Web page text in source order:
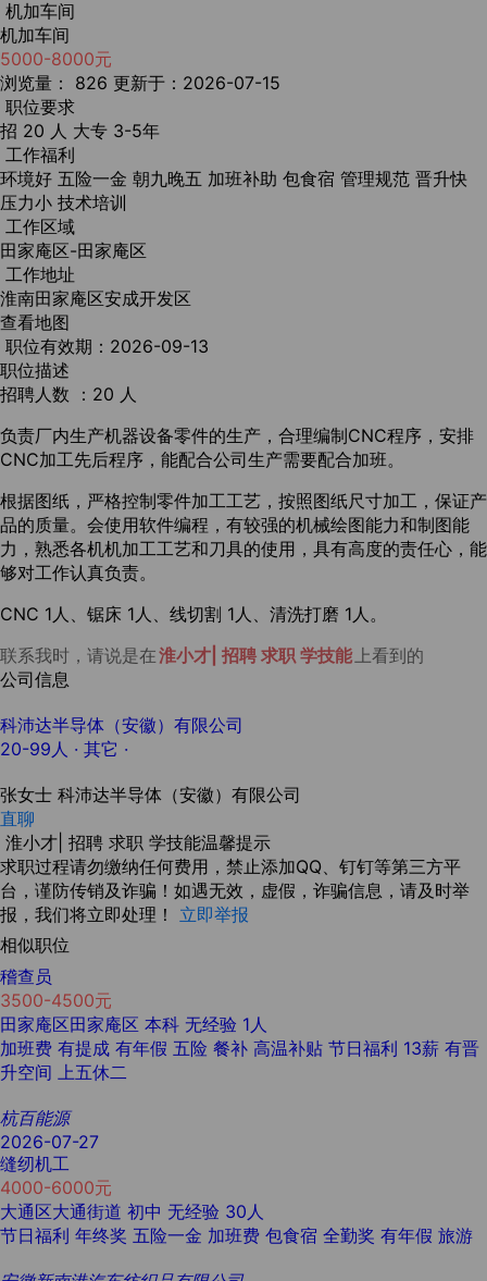
机加车间
机加车间
5000-8000元
浏览量： 826 更新于：2026-07-15
职位要求
招 20 人 大专 3-5年
工作福利
环境好 五险一金 朝九晚五 加班补助 包食宿 管理规范 晋升快
压力小 技术培训
工作区域
田家庵区-田家庵区
工作地址
淮南田家庵区安成开发区
查看地图
职位有效期：2026-09-13
职位描述
招聘人数 ：20 人
负责厂内生产机器设备零件的生产，合理编制CNC程序，安排
CNC加工先后程序，能配合公司生产需要配合加班。
根据图纸，严格控制零件加工工艺，按照图纸尺寸加工，保证产
品的质量。会使用软件编程，有较强的机械绘图能力和制图能
力，熟悉各机机加工工艺和刀具的使用，具有高度的责任心，能
够对工作认真负责。
CNC 1人、锯床 1人、线切割 1人、清洗打磨 1人。
联系我时，请说是在淮小才| 招聘 求职 学技能上看到的
公司信息
科沛达半导体（安徽）有限公司
20-99人 · 其它 ·
张女士 科沛达半导体（安徽）有限公司
直聊
淮小才| 招聘 求职 学技能温馨提示
求职过程请勿缴纳任何费用，禁止添加QQ、钉钉等第三方平
台，谨防传销及诈骗！如遇无效，虚假，诈骗信息，请及时举
报，我们将立即处理！ 立即举报
相似职位
稽查员
3500-4500元
田家庵区田家庵区 本科 无经验 1人
加班费 有提成 有年假 五险 餐补 高温补贴 节日福利 13薪 有晋
升空间
上五休二
杭百能源
2026-07-27
缝纫机工
4000-6000元
大通区大通街道 初中 无经验 30人
节日福利 年终奖 五险一金 加班费 包食宿 全勤奖 有年假 旅游